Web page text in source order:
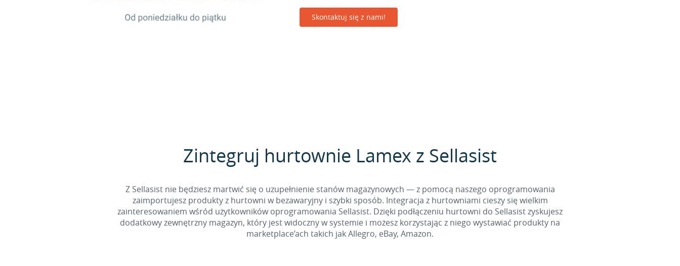
Skontaktuj się z nami!
Zintegruj hurtownie Lamex z Sellasist
Z Sellasist nie będziesz martwić się o uzupełnienie stanów magazynowych — z pomocą naszego oprogramowania
zaimportujesz produkty z hurtowni w bezawaryjny i szybki sposób. Integracja z hurtowniami cieszy się wielkim
zainteresowaniem wśród użytkowników oprogramowania Sellasist. Dzięki podłączeniu hurtowni do Sellasist zyskujesz
dodatkowy zewnętrzny magazyn, który jest widoczny w systemie i możesz korzystając z niego wystawiać produkty na
marketplace’ach takich jak Allegro, eBay, Amazon.